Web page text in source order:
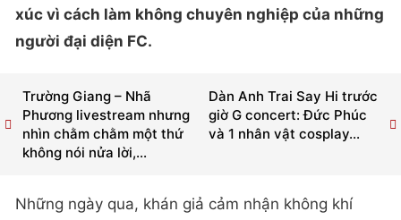
xúc vì cách làm không chuyên nghiệp của những
người đại diện FC.
Dàn Anh Trai Say Hi trước
giờ G concert: Đức Phúc
và 1 nhân vật cosplay...
Trường Giang – Nhã
Phương livestream nhưng
nhìn chằm chằm một thứ
không nói nửa lời,...
Những ngày qua, khán giả cảm nhận không khí